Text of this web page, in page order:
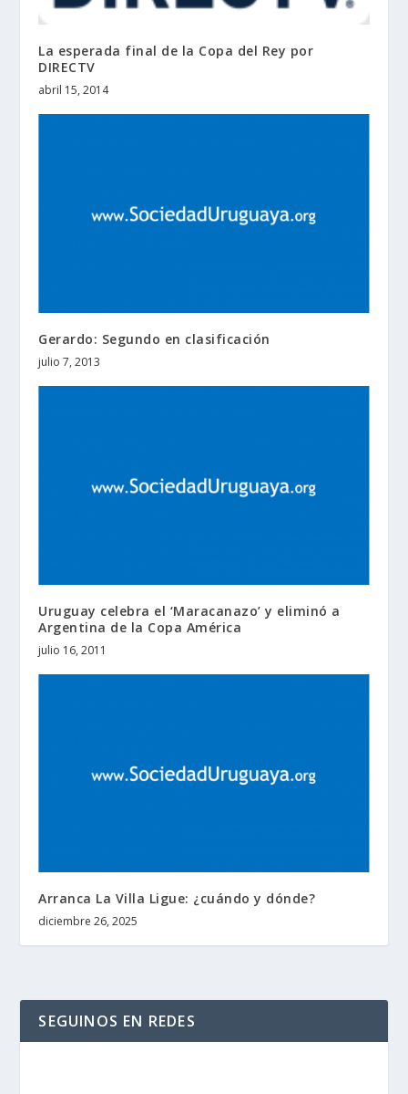
La esperada final de la Copa del Rey por
DIRECTV
abril 15, 2014
Gerardo: Segundo en clasificación
julio 7, 2013
Uruguay celebra el ‘Maracanazo’ y eliminó a
Argentina de la Copa América
julio 16, 2011
Arranca La Villa Ligue: ¿cuándo y dónde?
diciembre 26, 2025
SEGUINOS EN REDES